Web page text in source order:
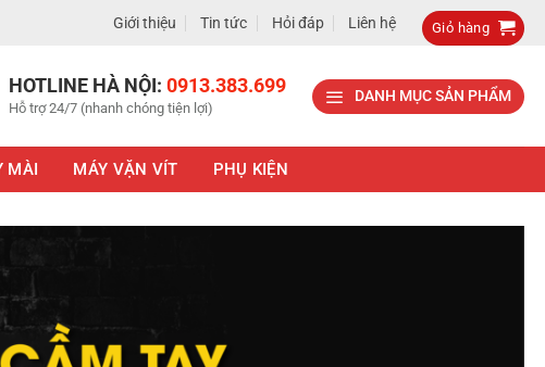
Giới thiệu Tin tức Hỏi đáp Liên hệ Giỏ hàng
HOTLINE HÀ NỘI:0913.383.699
Hỗ trợ 24/7 (nhanh chóng tiện lợi)
MÀI MÁY VẶN VÍT PHỤ KIỆN